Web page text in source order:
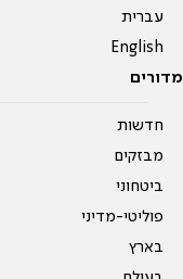
עברית
English
מדורים
חדשות
מבזקים
ביטחוני
פוליטי-מדיני
בארץ